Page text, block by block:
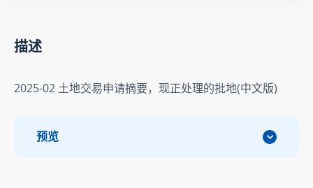
描述
2025-02 土地交易申请摘要，现正处理的批地(中文版)
预览